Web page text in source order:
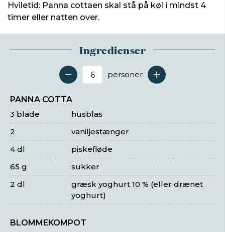
Hviletid: Panna cottaen skal stå på køl i mindst 4
timer eller natten over.
Ingredienser
Antal serveringer
personer
PANNA COTTA
husblas
3 blade
vaniljestænger
2
piskefløde
4 dl
sukker
65 g
græsk yoghurt 10 % (eller drænet
yoghurt)
2 dl
BLOMMEKOMPOT